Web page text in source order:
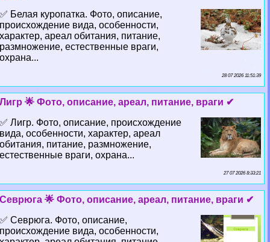
✅ Белая куропатка. Фото, описание,
происхождение вида, особенности,
хаpaктер, ареал обитания, питание,
размножение, естественные враги,
охрана...
28 07 2026 11:51:39
Лигр 🌟 Фото, описание, ареал, питание, враги ✔
✅ Лигр. Фото, описание, происхождение
вида, особенности, хаpaктер, ареал
обитания, питание, размножение,
естественные враги, охрана...
27 07 2026 8:33:21
Севрюга 🌟 Фото, описание, ареал, питание, враги ✔
✅ Севрюга. Фото, описание,
происхождение вида, особенности,